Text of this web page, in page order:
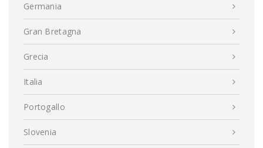
Germania
Gran Bretagna
Grecia
Italia
Portogallo
Slovenia